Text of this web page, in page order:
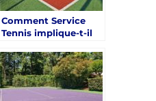
Comment Service
Tennis implique-t-il
processus de
conception des
courts de tennis à
Mougins ?